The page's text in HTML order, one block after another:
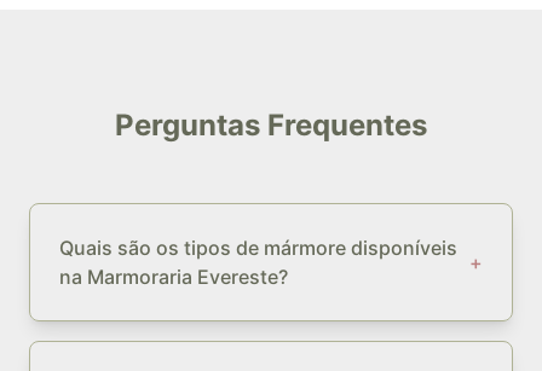
Perguntas Frequentes
Quais são os tipos de mármore disponíveis
na Marmoraria Evereste?
+